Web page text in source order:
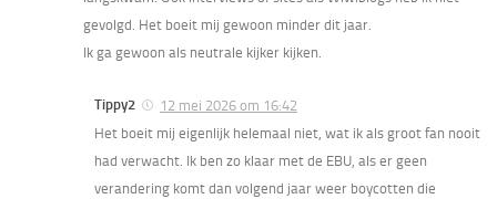
gevolgd. Het boeit mij gewoon minder dit jaar.
Ik ga gewoon als neutrale kijker kijken.
Tippy2
12 mei 2026 om 16:42
Het boeit mij eigenlijk helemaal niet, wat ik als groot fan nooit
had verwacht. Ik ben zo klaar met de EBU, als er geen
verandering komt dan volgend jaar weer boycotten die